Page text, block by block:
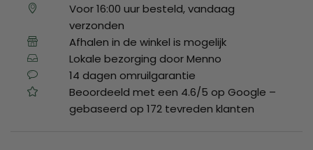
Voor 16:00 uur besteld, vandaag
verzonden
Afhalen in de winkel is mogelijk
Lokale bezorging door Menno
14 dagen omruilgarantie
Beoordeeld met een 4.6/5 op Google –
gebaseerd op 172 tevreden klanten